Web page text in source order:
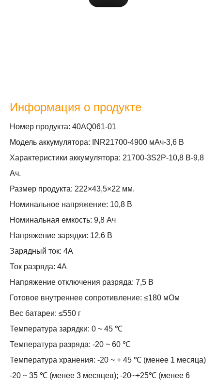
Информация о продукте
Номер продукта: 40AQ061-01
Модель аккумулятора: INR21700-4900 мАч-3,6 В
Характеристики аккумулятора: 21700-3S2P-10,8 В-9,8
Ач.
Размер продукта: 222×43,5×22 мм.
Номинальное напряжение: 10,8 В
Номинальная емкость: 9,8 Ач
Напряжение зарядки: 12,6 В
Зарядный ток: 4А
Ток разряда: 4А
Напряжение отключения разряда: 7,5 В
Готовое внутреннее сопротивление: ≤180 мОм
Вес батареи: ≤550 г
Температура зарядки: 0 ~ 45 ℃
Температура разряда: -20 ~ 60 ℃
Температура хранения: -20 ~ + 45 ℃ (менее 1 месяца)
-20 ~ 35 ℃ (менее 3 месяцев); -20~+25℃ (менее 6